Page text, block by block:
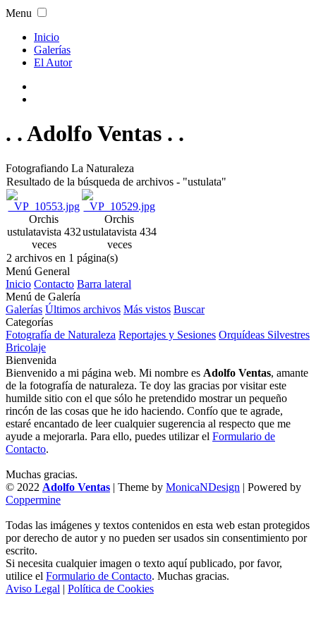
Menu
Inicio
Galerías
El Autor
. . Adolfo Ventas . .
Fotografiando La Naturaleza
Resultado de la búsqueda de archivos - "ustulata"
Orchis
ustulatavista 432
veces
Orchis
ustulatavista 434
veces
2 archivos en 1 página(s)
Menú General
Inicio Contacto Barra lateral
Menú de Galería
Galerías Últimos archivos Más vistos Buscar
Categorías
Fotografía de Naturaleza Reportajes y Sesiones Orquídeas Silvestres
Bricolaje
Bienvenida
Bienvenido a mi página web. Mi nombre es Adolfo Ventas, amante
de la fotografía de naturaleza. Te doy las gracias por visitar este
humilde sitio con el que sólo he pretendido mostrar un pequeño
rincón de las cosas que he ido haciendo. Confío que te agrade,
estaré encantado de leer cualquier sugerencia al respecto que me
ayude a mejorarla. Para ello, puedes utilizar el Formulario de
Contacto.
Muchas gracias.
© 2022 Adolfo Ventas | Theme by MonicaNDesign | Powered by
Coppermine
Todas las imágenes y textos contenidos en esta web estan protegidos
por derecho de autor y no pueden ser usados sin consentimiento por
escrito.
Si necesita cualquier imagen o texto aquí publicado, por favor,
utilice el Formulario de Contacto. Muchas gracias.
Aviso Legal | Política de Cookies